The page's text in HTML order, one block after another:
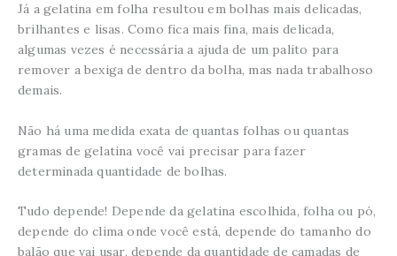
Já a gelatina em folha resultou em bolhas mais delicadas,
brilhantes e lisas. Como fica mais fina, mais delicada,
algumas vezes é necessária a ajuda de um palito para
remover a bexiga de dentro da bolha, mas nada trabalhoso
demais.
Não há uma medida exata de quantas folhas ou quantas
gramas de gelatina você vai precisar para fazer
determinada quantidade de bolhas.
Tudo depende! Depende da gelatina escolhida, folha ou pó,
depende do clima onde você está, depende do tamanho do
balão que vai usar, depende da quantidade de camadas de